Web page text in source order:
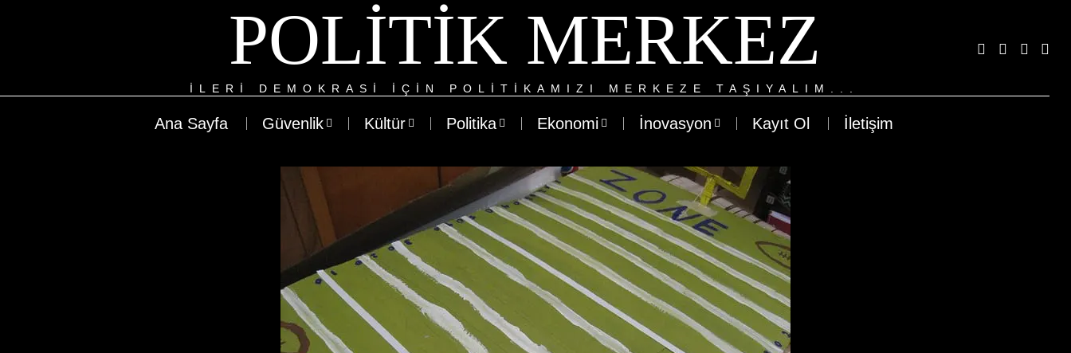
POLITIK MERKEZ
ILERI DEMOKRASI IÇIN POLITIKAMIZI MERKEZE TAŞIYALIM...
Ana Sayfa Güvenlik Kültür Politika Ekonomi İnovasyon Kayıt Ol İletişim